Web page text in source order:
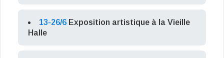
13-26/6 Exposition artistique à la Vieille
Halle